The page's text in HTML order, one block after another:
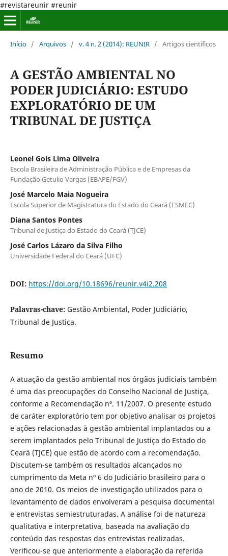
#revistareunir #reunir
Início / Arquivos / v. 4 n. 2 (2014): REUNIR / Artigos científicos
A GESTÃO AMBIENTAL NO
PODER JUDICIÁRIO: ESTUDO
EXPLORATÓRIO DE UM
TRIBUNAL DE JUSTIÇA
Leonel Gois Lima Oliveira
Escola Brasileira de Administração Pública e de Empresas da
Fundação Getulio Vargas (EBAPE/FGV)
José Marcelo Maia Nogueira
Escola Superior de Magistratura do Estado do Ceará (ESMEC)
Diana Santos Pontes
Tribunal de Justiça do Estado do Ceará (TJCE)
José Carlos Lázaro da Silva Filho
Universidade Federal do Ceará (UFC)
DOI: https://doi.org/10.18696/reunir.v4i2.208
Palavras-chave: Gestão Ambiental, Poder Judiciário,
Tribunal de Justiça.
Resumo
A atuação da gestão ambiental nos órgãos judiciais também
é uma das preocupações do Conselho Nacional de Justiça,
conforme a Recomendação nº. 11/2007. O presente estudo
de caráter exploratório tem por objetivo analisar os projetos
e ações relacionadas à gestão ambiental implantados ou a
serem implantados pelo Tribunal de Justiça do Estado do
Ceará (TJCE) que estão de acordo com a recomendação.
Discutem-se também os resultados alcançados no
cumprimento da Meta nº 6 do Judiciário brasileiro para o
ano de 2010. Os meios de investigação utilizados para o
levantamento de dados envolveram a pesquisa documental
e entrevistas semiestruturadas. A análise foi de natureza
qualitativa e interpretativa, baseada na avaliação do
conteúdo das respostas das entrevistas realizadas.
Verificou-se que anteriormente a elaboração da referida